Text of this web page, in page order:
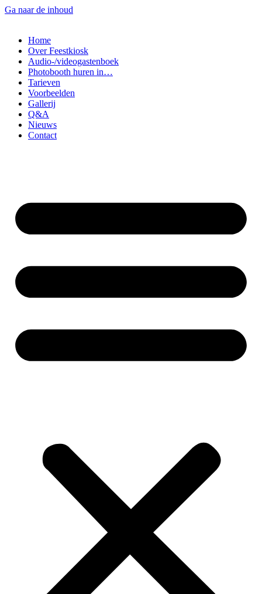
Ga naar de inhoud
Home
Over Feestkiosk
Audio-/videogastenboek
Photobooth huren in…
Tarieven
Voorbeelden
Gallerij
Q&A
Nieuws
Contact